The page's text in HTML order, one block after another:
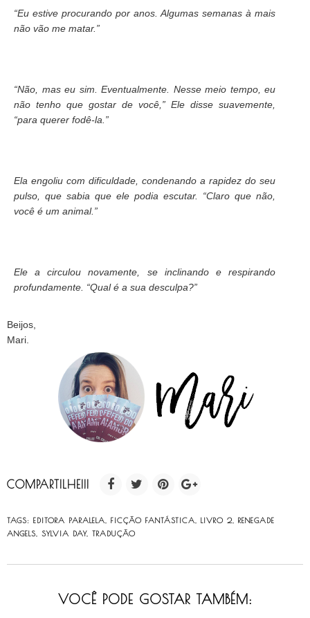
“Eu estive procurando por anos. Algumas semanas à mais
não vão me matar.”
“Não, mas eu sim. Eventualmente. Nesse meio tempo, eu
não tenho que gostar de você,” Ele disse suavemente,
“para querer fodê-la.”
Ela engoliu com dificuldade, condenando a rapidez do seu
pulso, que sabia que ele podia escutar. “Claro que não,
você é um animal.”
Ele a circulou novamente, se inclinando e respirando
profundamente. “Qual é a sua desculpa?”
Beijos,
Mari.
COMPARTILHE!!!
TAGS: EDITORA PARALELA FICÇÃO FANTÁSTICA LIVRO 2
RENEGADE
ANGELS
SYLVIA DAY, TRADUÇÃO
VOCÊ PODE GOSTAR TAMBÉM: